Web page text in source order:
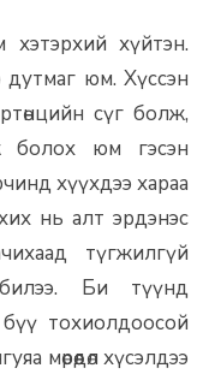
хэтэрхий хүйтэн.
дутмаг юм. Хүссэн
сүг болж,
болох юм гэсэн
хүүхдээ хараа
нь алт эрдэнэс
түгжилгүй
Би түүнд
бүү тохиолдоосой
мөрөөдөл хүсэлдээ